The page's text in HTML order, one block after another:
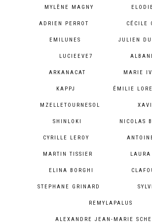
MYLÈNE MAGNY
ADRIEN PERROT CÉCILE
EMILUNES JULIEN
LUCIEEVE7
ARKANACAT MARIE
KAPPJ ÉMILIE
MZELLETOURNESOL
SHINLOKI NICOLAS
CYRILLE LEROY
MARTIN TISSIER
ELINA BORGHI
STEPHANE GRINARD
REMYLAPALUS
ALEXANDRE JEAN-MARIE